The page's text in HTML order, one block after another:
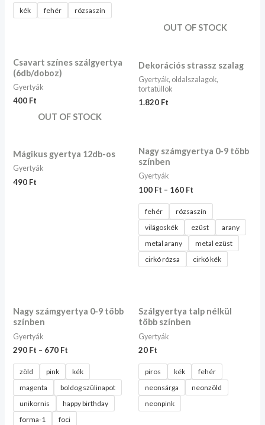
kék fehér rózsaszín
Csavart színes szálgyertya
(6db/doboz)
Gyertyák
400 Ft
OUT OF STOCK
Dekorációs strassz szalag
Gyertyák, oldalszalagok,
tortatüllök
1.820 Ft
OUT OF STOCK
Mágikus gyertya 12db-os
Gyertyák
490 Ft
Nagy számgyertya 0-9 több
színben
Gyertyák
100 Ft – 160 Ft
fehér
rózsaszín
világoskék
ezüst
arany
metal arany
metal ezüst
cirkó rózsa
cirkó kék
Nagy számgyertya 0-9 több
színben
Gyertyák
290 Ft – 670 Ft
zöld pink
kék
magenta
boldog szülinapot
unikornis
happy birthday
forma-1
foci
Szálgyertya talp nélkül
több színben
Gyertyák
20 Ft
piros kék
fehér
neonsárga
neonzöld
neonpink